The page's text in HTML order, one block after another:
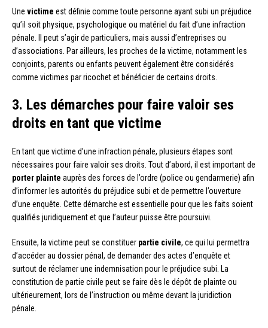
Une victime est définie comme toute personne ayant subi un préjudice
qu’il soit physique, psychologique ou matériel du fait d’une infraction
pénale. Il peut s’agir de particuliers, mais aussi d’entreprises ou
d’associations. Par ailleurs, les proches de la victime, notamment les
conjoints, parents ou enfants peuvent également être considérés
comme victimes par ricochet et bénéficier de certains droits.
3. Les démarches pour faire valoir ses
droits en tant que victime
En tant que victime d’une infraction pénale, plusieurs étapes sont
nécessaires pour faire valoir ses droits. Tout d’abord, il est important de
porter plainte auprès des forces de l’ordre (police ou gendarmerie) afin
d’informer les autorités du préjudice subi et de permettre l’ouverture
d’une enquête. Cette démarche est essentielle pour que les faits soient
qualifiés juridiquement et que l’auteur puisse être poursuivi.
Ensuite, la victime peut se constituer partie civile, ce qui lui permettra
d’accéder au dossier pénal, de demander des actes d’enquête et
surtout de réclamer une indemnisation pour le préjudice subi. La
constitution de partie civile peut se faire dès le dépôt de plainte ou
ultérieurement, lors de l’instruction ou même devant la juridiction
pénale.